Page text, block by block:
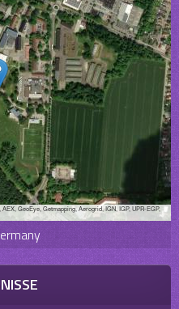
GeoEye, Getmapping, Aerogrid, IGN, IGP, UPR-EGP,